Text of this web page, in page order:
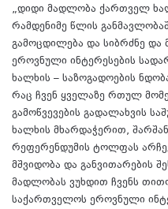
„დიდი მადლობა ქართველ
რამდენიმე წლის
გამოცდილება და სიბრძნე
ეროვნული ინტერესების
ხალხის – საზოგადოების
რაც ჩვენ ყველაზე რთულ
გამოწვევების გადალახვის
ხალხის მხარდაჭერით,
რეფერენდუმის ტოლფას
მშვიდობა და განვითარების
მადლობას ვუხდით ჩვენს
საქართველოს ეროვნული